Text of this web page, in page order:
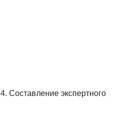
4. Составление экспертного